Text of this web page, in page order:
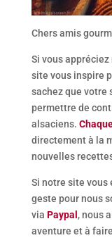
Chers amis
Si vous
site vous inspire
sachez que votre
permettre de
alsaciens.
directement à la
nouvelles
Si notre site vous
geste pour nous
via Paypal , nous
aventure et à